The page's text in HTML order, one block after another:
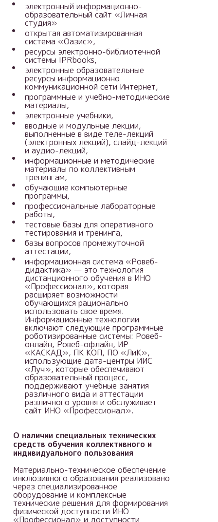
электронный информационно-
образовательный сайт «Личная
студия»
открытая автоматизированная
система «Оазис»,
ресурсы электронно-библиотечной
системы IPRbooks,
электронные образовательные
ресурсы информационно
коммуникационной сети Интернет,
программные и учебно-методические
материалы,
электронные учебники,
вводные и модульные лекции,
выполненные в виде теле-лекций
(электронных лекций), слайд-лекций
и аудио-лекций,
информационные и методические
материалы по коллективным
тренингам,
обучающие компьютерные
программы,
профессиональные лабораторные
работы,
тестовые базы для оперативного
тестирования и тренинга,
базы вопросов промежуточной
аттестации,
информационная система «Ровеб-
дидактика» — это технология
дистанционного обучения в ИНО
«Профессионал», которая
расширяет возможности
обучающихся рационально
использовать свое время.
Информационные технологии
включают следующие программные
роботизированные системы: Ровеб-
онлайн, Ровеб-офлайн, ИР
«КАСКАД», ПК КОП, ПО «ЛиК»,
использующие дата-центры ИИС
«Луч», которые обеспечивают
образовательный процесс,
поддерживают учебные занятия
различного вида и аттестации
различного уровня и обслуживает
сайт ИНО «Профессионал».
О наличии специальных технических
средств обучения коллективного и
индивидуального пользования
Материально-техническое обеспечение
инклюзивного образования реализовано
через специализированное
оборудование и комплексные
технические решения для формирования
физической доступности ИНО
«Профессионал» и доступности